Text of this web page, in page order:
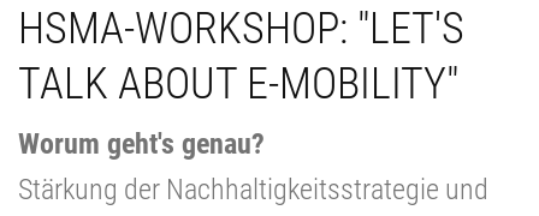
HSMA-WORKSHOP: "LET'S
TALK ABOUT E-MOBILITY"
Worum geht's genau?
Stärkung der Nachhaltigkeitsstrategie und